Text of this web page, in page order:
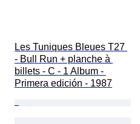
Les Tuniques Bleues T27
- Bull Run + planche à
billets - C - 1 Album -
Primera edición - 1987